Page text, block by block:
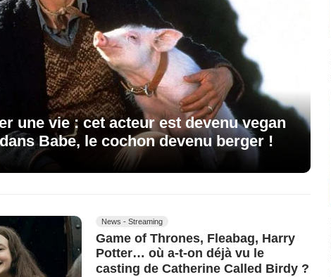
une vie : cet acteur est devenu vegan
Babe, le cochon devenu berger !
News - Streaming
Game of Thrones, Fleabag, Harry
Potter… où a-t-on déjà vu le
casting de Catherine Called Birdy ?